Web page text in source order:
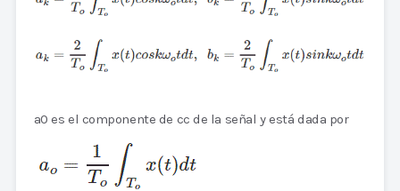
a0 es el componente de cc de la señal y está dada por